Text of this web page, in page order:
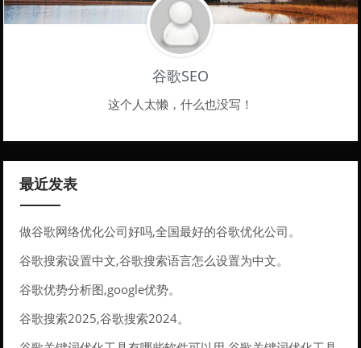
谷歌SEO
这个人太懒，什么也没写！
最近发表
做谷歌网络优化公司好吗,全国最好的谷歌优化公司。
谷歌搜索设置中文,谷歌搜索语言怎么设置为中文。
谷歌优势分析图,google优势。
谷歌搜索2025,谷歌搜索2024。